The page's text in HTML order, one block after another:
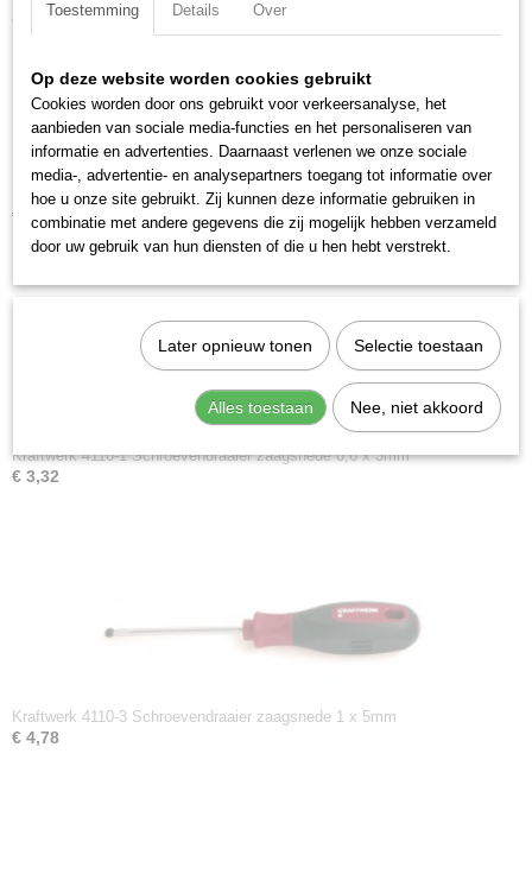
Ook interessant
Kraftwerk 4110-2 Schroevendraaier zaagsnede 0,8 x 4mm
€ 3,55
Kraftwerk 4110-1 Schroevendraaier zaagsnede 0,6 x 3mm
€ 3,32
Kraftwerk 4110-3 Schroevendraaier zaagsnede 1 x 5mm
€ 4,78
Toestemming Details Over
Op deze website worden cookies gebruikt
Cookies worden door ons gebruikt voor verkeersanalyse, het
aanbieden van sociale media-functies en het personaliseren van
informatie en advertenties. Daarnaast verlenen we onze sociale
media-, advertentie- en analysepartners toegang tot informatie over
hoe u onze site gebruikt. Zij kunnen deze informatie gebruiken in
combinatie met andere gegevens die zij mogelijk hebben verzameld
door uw gebruik van hun diensten of die u hen hebt verstrekt.
Later opnieuw tonen Selectie toestaan
Alles toestaan Nee, niet akkoord